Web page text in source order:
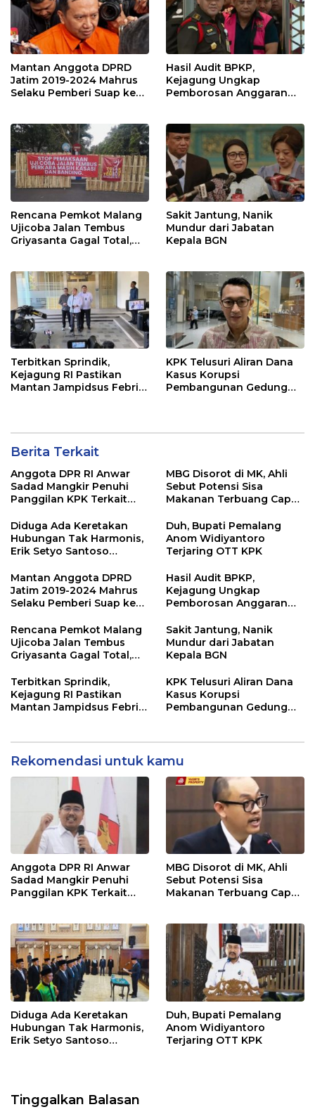
Mantan Anggota DPRD
Jatim 2019-2024 Mahrus
Selaku Pemberi Suap ke
Hasil Audit BPKP,
Kejagung Ungkap
Pemborosan Anggaran
Rencana Pemkot Malang
Ujicoba Jalan Tembus
Griyasanta Gagal Total,
Sakit Jantung, Nanik
Mundur dari Jabatan
Kepala BGN
Terbitkan Sprindik,
Kejagung RI Pastikan
Mantan Jampidsus Febri
KPK Telusuri Aliran Dana
Kasus Korupsi
Pembangunan Gedung
Berita Terkait
Anggota DPR RI Anwar
Sadad Mangkir Penuhi
Panggilan KPK Terkait
Pemprov Jatim
MBG Disorot di MK, Ahli
Sebut Potensi Sisa
Makanan Terbuang Capai
Diduga Ada Keretakan
Hubungan Tak Harmonis,
Erik Setyo Santoso
Sekda Kota Malang
Duh, Bupati Pemalang
Anom Widiyantoro
Terjaring OTT KPK
Mantan Anggota DPRD
Jatim 2019-2024 Mahrus
Selaku Pemberi Suap ke
Ditahan KPK
Hasil Audit BPKP,
Kejagung Ungkap
Pemborosan Anggaran
Rencana Pemkot Malang
Ujicoba Jalan Tembus
Griyasanta Gagal Total,
Sakit Jantung, Nanik
Mundur dari Jabatan
Kepala BGN
Terbitkan Sprindik,
Kejagung RI Pastikan
Mantan Jampidsus Febri
Korupsi dan TPPU
KPK Telusuri Aliran Dana
Kasus Korupsi
Pembangunan Gedung
Rekomendasi untuk kamu
Anggota DPR RI Anwar
Sadad Mangkir Penuhi
Panggilan KPK Terkait
MBG Disorot di MK, Ahli
Sebut Potensi Sisa
Makanan Terbuang Capai
Diduga Ada Keretakan
Hubungan Tak Harmonis,
Erik Setyo Santoso
Duh, Bupati Pemalang
Anom Widiyantoro
Terjaring OTT KPK
Tinggalkan Balasan